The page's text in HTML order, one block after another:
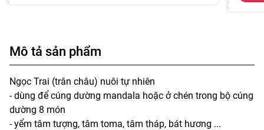
Mô tả sản phẩm
Ngọc Trai (trân châu) nuôi tự nhiên
- dùng để cúng dường mandala hoặc ở chén trong bộ cúng
dường 8 món
- yểm tâm tượng, tâm toma, tâm tháp, bát hương ...